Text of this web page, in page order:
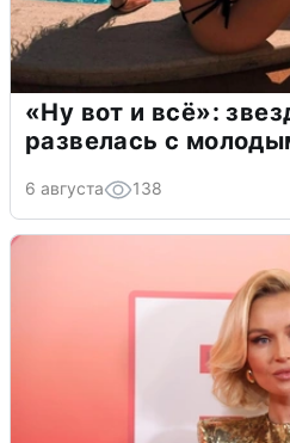
«Ну вот и всё»:
развелась с
6 августа 138